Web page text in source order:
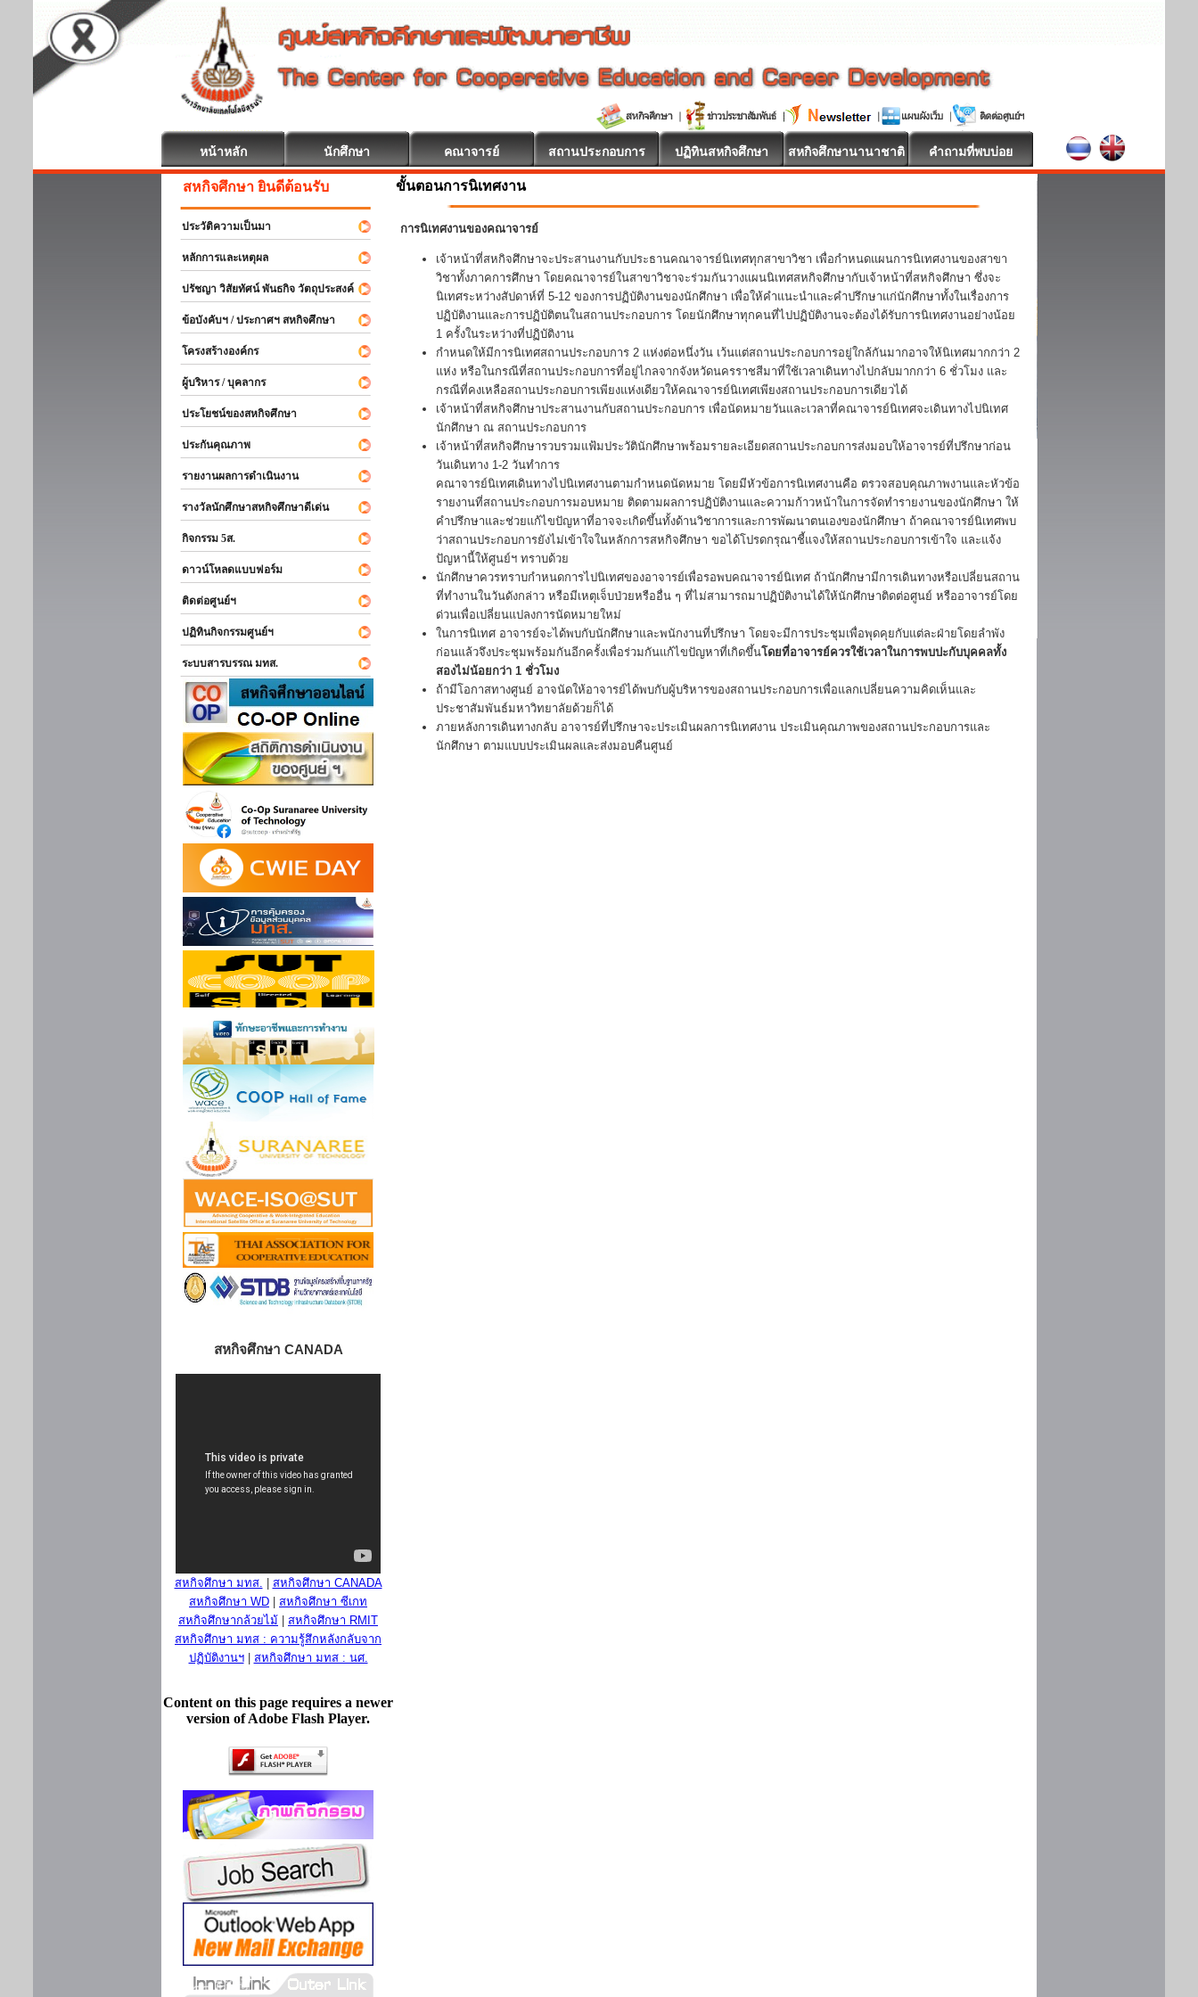
หน้าหลัก นักศึกษา คณาจารย์ สถานประกอบการ ปฏิทินสหกิจศึกษา สหกิจศึกษานานาชาติ คำถามที่พบบ่อย
สหกิจศึกษา ยินดีต้อนรับ
ประวัติความเป็นมา
หลักการและเหตุผล
ปรัชญา วิสัยทัศน์ พันธกิจ วัตถุประสงค์
ข้อบังคับฯ / ประกาศฯ สหกิจศึกษา
โครงสร้างองค์กร
ผู้บริหาร / บุคลากร
ประโยชน์ของสหกิจศึกษา
ประกันคุณภาพ
รายงานผลการดำเนินงาน
รางวัลนักศึกษาสหกิจศึกษาดีเด่น
กิจกรรม 5ส.
ดาวน์โหลดแบบฟอร์ม
ติดต่อศูนย์ฯ
ปฏิทินกิจกรรมศูนย์ฯ
ระบบสารบรรณ มทส.
สหกิจศึกษา CANADA
สหกิจศึกษา มทส.
สหกิจศึกษา CANADA
สหกิจศึกษา WD
สหกิจศึกษา ซีเกท
สหกิจศึกษากล้วยไม้
สหกิจศึกษา RMIT
สหกิจศึกษา มทส : ความรู้สึกหลังกลับจาก
ปฏิบัติงานฯ| สหกิจศึกษา มทส : นศ.
Content on this page requires a newer
version of Adobe Flash Player.
ขั้นตอนการนิเทศงาน
การนิเทศงานของคณาจารย์
เจ้าหน้าที่สหกิจศึกษาจะประสานงานกับประธานคณาจารย์นิเทศทุกสาขาวิชา เพื่อกำหนดแผนการนิเทศงานของสาขา
วิชาทั้งภาคการศึกษา โดยคณาจารย์ในสาขาวิชาจะร่วมกันวางแผนนิเทศสหกิจศึกษากับเจ้าหน้าที่สหกิจศึกษา ซึ่งจะ
นิเทศระหว่างสัปดาห์ที่ 5-12 ของการปฏิบัติงานของนักศึกษา เพื่อให้คำแนะนำและคำปรึกษาแก่นักศึกษาทั้งในเรื่องการ
ปฏิบัติงานและการปฏิบัติตนในสถานประกอบการ โดยนักศึกษาทุกคนที่ไปปฏิบัติงานจะต้องได้รับการนิเทศงานอย่างน้อย
1 ครั้งในระหว่างที่ปฏิบัติงาน
กำหนดให้มีการนิเทศสถานประกอบการ 2 แห่งต่อหนึ่งวัน เว้นแต่สถานประกอบการอยู่ใกล้กันมากอาจให้นิเทศมากกว่า 2
แห่ง หรือในกรณีที่สถานประกอบการที่อยู่ไกลจากจังหวัดนครราชสีมาที่ใช้เวลาเดินทางไปกลับมากกว่า 6 ชั่วโมง และ
กรณีที่คงเหลือสถานประกอบการเพียงแห่งเดียวให้คณาจารย์นิเทศเพียงสถานประกอบการเดียวได้
เจ้าหน้าที่สหกิจศึกษาประสานงานกับสถานประกอบการ เพื่อนัดหมายวันและเวลาที่คณาจารย์นิเทศจะเดินทางไปนิเทศ
นักศึกษา ณ สถานประกอบการ
เจ้าหน้าที่สหกิจศึกษารวบรวมแฟ้มประวัตินักศึกษาพร้อมรายละเอียดสถานประกอบการส่งมอบให้อาจารย์ที่ปรึกษาก่อน
วันเดินทาง 1-2 วันทำการ
คณาจารย์นิเทศเดินทางไปนิเทศงานตามกำหนดนัดหมาย โดยมีหัวข้อการนิเทศงานคือ ตรวจสอบคุณภาพงานและหัวข้อ
รายงานที่สถานประกอบการมอบหมาย ติดตามผลการปฏิบัติงานและความก้าวหน้าในการจัดทำรายงานของนักศึกษา ให้
คำปรึกษาและช่วยแก้ไขปัญหาที่อาจจะเกิดขึ้นทั้งด้านวิชาการและการพัฒนาตนเองของนักศึกษา ถ้าคณาจารย์นิเทศพบ
ว่าสถานประกอบการยังไม่เข้าใจในหลักการสหกิจศึกษา ขอได้โปรดกรุณาชี้แจงให้สถานประกอบการเข้าใจ และแจ้ง
ปัญหานี้ให้ศูนย์ฯ ทราบด้วย
นักศึกษาควรทราบกำหนดการไปนิเทศของอาจารย์เพื่อรอพบคณาจารย์นิเทศ ถ้านักศึกษามีการเดินทางหรือเปลี่ยนสถาน
ที่ทำงานในวันดังกล่าว หรือมีเหตุเจ็บป่วยหรืออื่น ๆ ที่ไม่สามารถมาปฏิบัติงานได้ให้นักศึกษาติดต่อศูนย์ หรืออาจารย์โดย
ด่วนเพื่อเปลี่ยนแปลงการนัดหมายใหม่
ในการนิเทศ อาจารย์จะได้พบกับนักศึกษาและพนักงานที่ปรึกษา โดยจะมีการประชุมเพื่อพุดคุยกับแต่ละฝ่ายโดยลำพัง
ก่อนแล้วจึงประชุมพร้อมกันอีกครั้งเพื่อร่วมกันแก้ไขปัญหาที่เกิดขึ้นโดยที่อาจารย์ควรใช้เวลาในการพบปะกับบุคคลทั้ง
สองไม่น้อยกว่า 1 ชั่วโมง
ถ้ามีโอกาสทางศูนย์ อาจนัดให้อาจารย์ได้พบกับผู้บริหารของสถานประกอบการเพื่อแลกเปลี่ยนความคิดเห็นและ
ประชาสัมพันธ์มหาวิทยาลัยด้วยก็ได้
ภายหลังการเดินทางกลับ อาจารย์ที่ปรึกษาจะประเมินผลการนิเทศงาน ประเมินคุณภาพของสถานประกอบการและ
นักศึกษา ตามแบบประเมินผลและส่งมอบคืนศูนย์